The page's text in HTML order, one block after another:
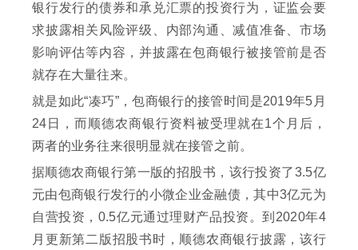
银行发行的债券和承兑汇票的投资行为，证监会要
求披露相关风险评级、内部沟通、减值准备、市场
影响评估等内容，并披露在包商银行被接管前是否
就存在大量往来。
就是如此“凑巧”，包商银行的接管时间是2019年5月
24日，而顺德农商银行资料被受理就在1个月后，
两者的业务往来很明显就在接管之前。
据顺德农商银行第一版的招股书，该行投资了3.5亿
元由包商银行发行的小微企业金融债，其中3亿元为
自营投资，0.5亿元通过理财产品投资。到2020年4
月更新第二版招股书时，顺德农商银行披露，该行